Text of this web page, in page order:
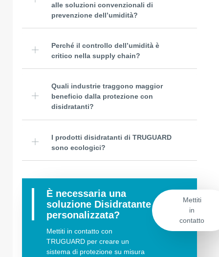
alle soluzioni convenzionali di
prevenzione dell’umidità?
Perché il controllo dell’umidità è
critico nella supply chain?
Quali industrie traggono maggior
beneficio dalla protezione con
disidratanti?
I prodotti disidratanti di TRUGUARD
sono ecologici?
È necessaria una
soluzione Disidratante
personalizzata?
Mettiti in contatto con
TRUGUARD per creare un
sistema di protezione su misura
Mettiti
in
contatto